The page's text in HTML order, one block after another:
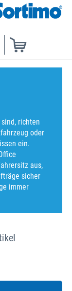
richten
oder
ein.
aus,
sicher
immer